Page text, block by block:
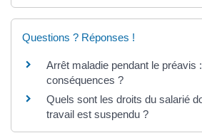
Questions ? Réponses !
Arrêt maladie pendant le préavis
conséquences ?
Quels sont les droits du salarié
travail est suspendu ?